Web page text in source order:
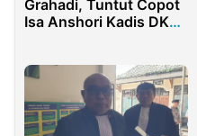
Grahadi, Tuntut Copot
Isa Anshori Kadis DKP